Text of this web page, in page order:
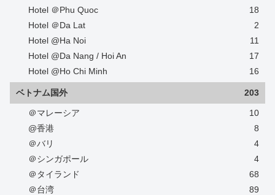
Hotel ＠Phu Quoc
18
Hotel ＠Da Lat
2
Hotel @Ha Noi
11
Hotel @Da Nang / Hoi An
17
Hotel @Ho Chi Minh
16
ベトナム国外 203
＠マレーシア
10
@香港
8
＠バリ
4
＠シンガポール
4
＠タイランド
68
＠台湾
89